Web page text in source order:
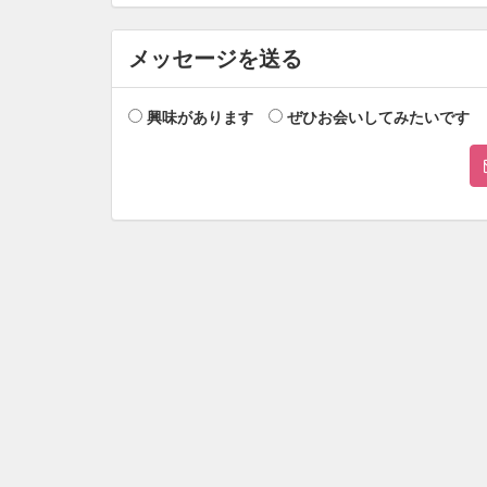
メッセージを送る
興味があります ぜひお会いしてみたいです